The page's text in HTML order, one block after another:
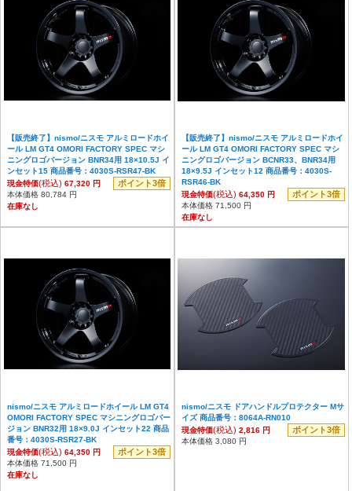
【販売終了】nismo/ニスモ アルミロードホイ
ール LM GT4 OMORI FACTORY SPEC マシ
ニングロゴバージョン BNR34用 18×10.5J イ
ンセット15 商品番号：4030S-RSR47-BK
現金特価(税込) 67,320 円 ポイント3倍
本体価格 80,784 円
在庫なし
【販売終了】nismo/ニスモ アルミロードホイ
ール LM GT4 OMORI FACTORY SPEC マシ
ニングロゴバージョン BCNR33、BNR34用
18×9.5J インセット12 商品番号：4030S-
RSR46-BK
現金特価(税込) 64,350 円 ポイント3倍
本体価格 71,500 円
在庫なし
nismo/ニスモ アルミロードホイール LM GT4
OMORI FACTORY SPEC マシニングロゴバー
ジョン BNR32用 18×9.0J インセット22 商品
番号：4030S-RSR27-BK
現金特価(税込) 64,350 円 ポイント3倍
本体価格 71,500 円
在庫なし
nismo/ニスモ ドアハンドルプロテクター Mサ
イズ 商品番号：8064A-RN010
現金特価(税込) 2,816 円 ポイント3倍
本体価格 3,080 円